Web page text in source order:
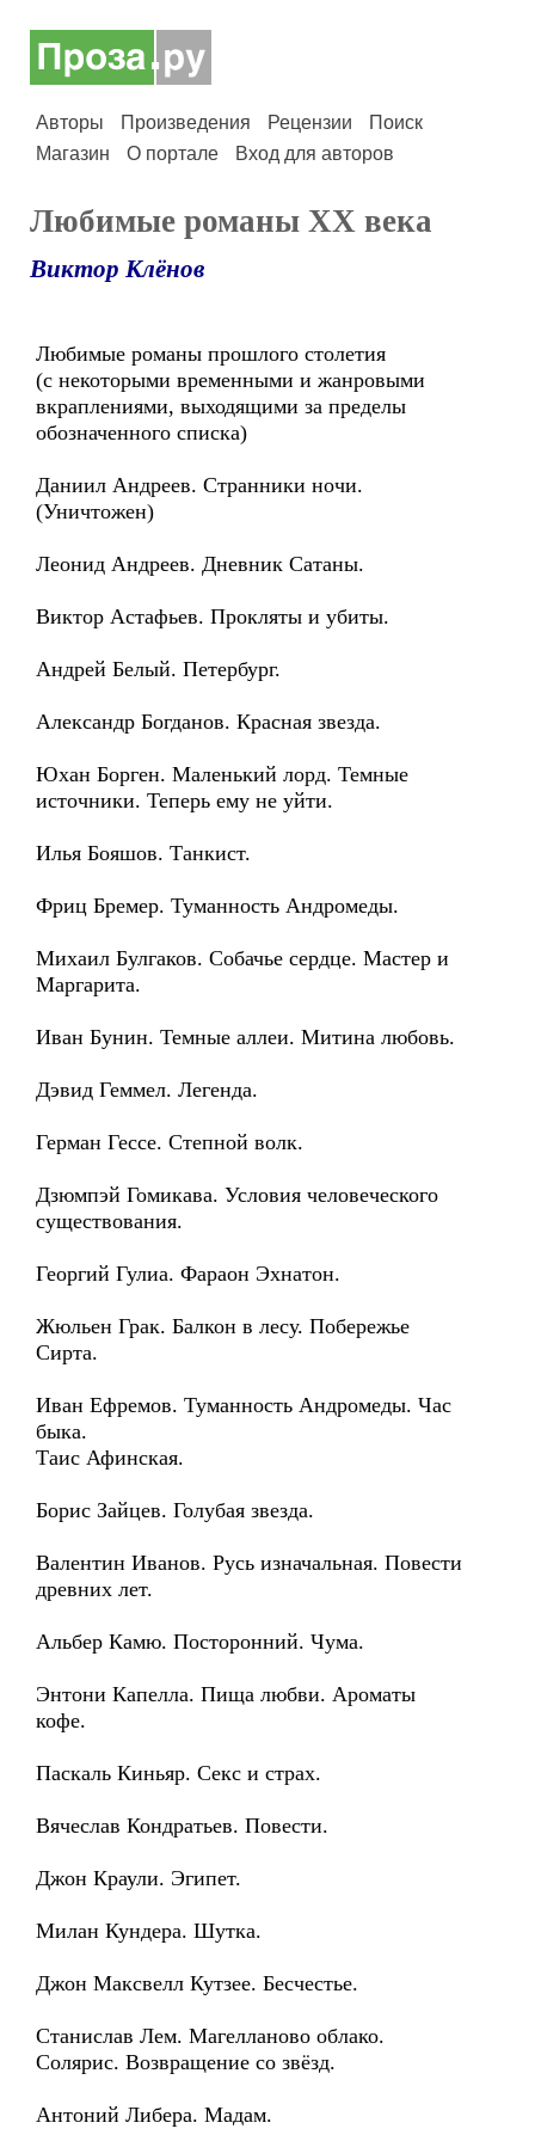
Авторы Произведения Рецензии
Поиск
Магазин
О портале Вход для авторов
Любимые романы ХХ века
Виктор Клёнов
Любимые романы прошлого столетия
(с некоторыми временными и жанровыми
вкраплениями, выходящими за пределы
обозначенного списка)
Даниил Андреев. Странники ночи.
(Уничтожен)
Леонид Андреев. Дневник Сатаны.
Виктор Астафьев. Прокляты и убиты.
Андрей Белый. Петербург.
Александр Богданов. Красная звезда.
Юхан Борген. Маленький лорд. Темные
источники. Теперь ему не уйти.
Илья Бояшов. Танкист.
Фриц Бремер. Туманность Андромеды.
Михаил Булгаков. Собачье сердце. Мастер и
Маргарита.
Иван Бунин. Темные аллеи. Митина любовь.
Дэвид Геммел. Легенда.
Герман Гессе. Степной волк.
Дзюмпэй Гомикава. Условия человеческого
существования.
Георгий Гулиа. Фараон Эхнатон.
Жюльен Грак. Балкон в лесу. Побережье
Сирта.
Иван Ефремов. Туманность Андромеды. Час
быка.
Таис Афинская.
Борис Зайцев. Голубая звезда.
Валентин Иванов. Русь изначальная. Повести
древних лет.
Альбер Камю. Посторонний. Чума.
Энтони Капелла. Пища любви. Ароматы
кофе.
Паскаль Киньяр. Секс и страх.
Вячеслав Кондратьев. Повести.
Джон Краули. Эгипет.
Милан Кундера. Шутка.
Джон Максвелл Кутзее. Бесчестье.
Станислав Лем. Магелланово облако.
Солярис. Возвращение со звёзд.
Антоний Либера. Мадам.